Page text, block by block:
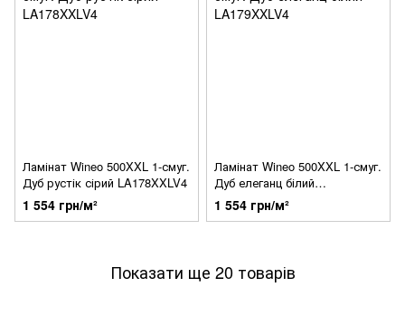
Ламінат Wineo 500XXL 1-смуг.
Дуб рустік сірий LA178XXLV4
1 554 грн/м²
Ламінат Wineo 500XXL 1-смуг.
Дуб елеганц білий
LA179XXLV4
1 554 грн/м²
Показати ще 20 товарів